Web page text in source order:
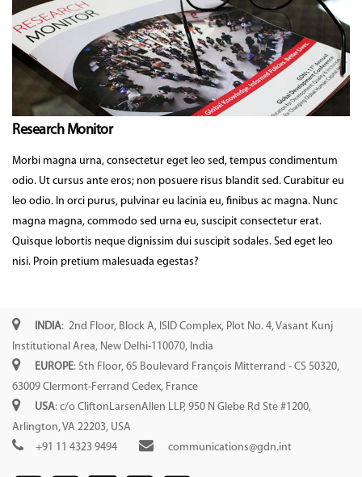
Research Monitor
Morbi magna urna, consectetur eget leo sed, tempus condimentum
odio. Ut cursus ante eros; non posuere risus blandit sed. Curabitur eu
leo odio. In orci purus, pulvinar eu lacinia eu, finibus ac magna. Nunc
magna magna, commodo sed urna eu, suscipit consectetur erat.
Quisque lobortis neque dignissim dui suscipit sodales. Sed eget leo
nisi. Proin pretium malesuada egestas?
INDIA: 2nd Floor, Block A, ISID Complex, Plot No. 4, Vasant Kunj
Institutional Area, New Delhi-110070, India
EUROPE: 5th Floor, 65 Boulevard François Mitterrand - CS 50320,
63009 Clermont-Ferrand Cedex, France
USA: c/o CliftonLarsenAllen LLP, 950 N Glebe Rd Ste #1200,
Arlington, VA 22203, USA
+91 11 4323 9494
communications@gdn.int